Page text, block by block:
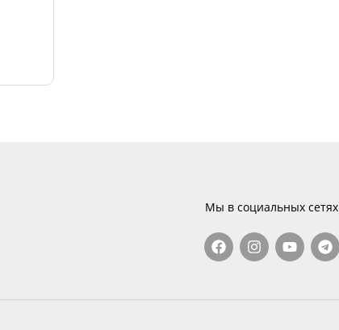
Мы в социальных сетях